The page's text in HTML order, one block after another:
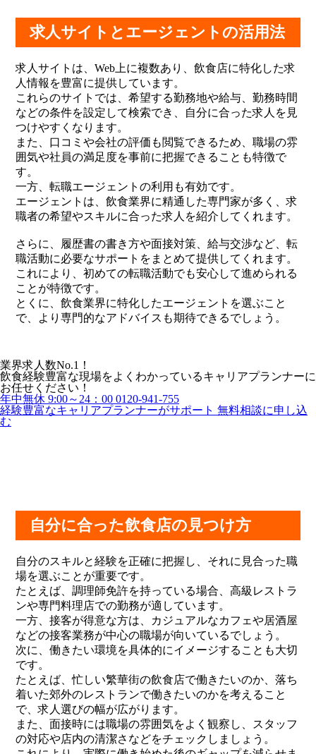
求人サイトとエージェントの活用法
求人サイトは、Web上に複数あり、飲食店に特化した求
人情報を豊富に提供しています。
これらのサイトでは、希望する勤務地や給与、勤務時間
などの条件を設定して検索でき、自分に合った求人を見
つけやすくなります。
また、口コミや会社の評価も閲覧できるため、職場の雰
囲気や社員の満足度を事前に把握できることも特徴で
す。
一方、転職エージェントの利用も有効です。
エージェントは、飲食業界に精通した専門家が多く、求
職者の希望やスキルに合った求人を紹介してくれます。
さらに、履歴書の書き方や面接対策、給与交渉など、転
職活動に必要なサポートをまとめて提供してくれます。
これにより、初めての転職活動でも安心して進められる
ことが特徴です。
とくに、飲食業界に特化したエージェントを選ぶこと
で、より専門的なアドバイスも期待できるでしょう。
業界求人数No.1！
飲食経験豊富な現場をよくわかっているキャリアプランナーに
お任せください！
年中無休 9:00～24：00 0120-941-755
経験豊富なキャリアプランナーがサポート 無料相談に申し込
む
自分に合った飲食店の見つけ方
自分のスキルと経験を正確に把握し、それに見合った職
場を選ぶことが重要です。
たとえば、調理師免許を持っている場合、高級レストラ
ンや専門料理店での勤務が適しています。
一方、接客が得意な方は、カジュアルなカフェや居酒屋
などの接客業務が中心の職場が向いているでしょう。
次に、働きたい環境を具体的にイメージすることも大切
です。
たとえば、忙しい繁華街の飲食店で働きたいのか、落ち
着いた郊外のレストランで働きたいのかを考えること
で、求人選びの幅が広がります。
また、面接時には職場の雰囲気をよく観察し、スタッフ
の対応や店内の清潔さなどをチェックしましょう。